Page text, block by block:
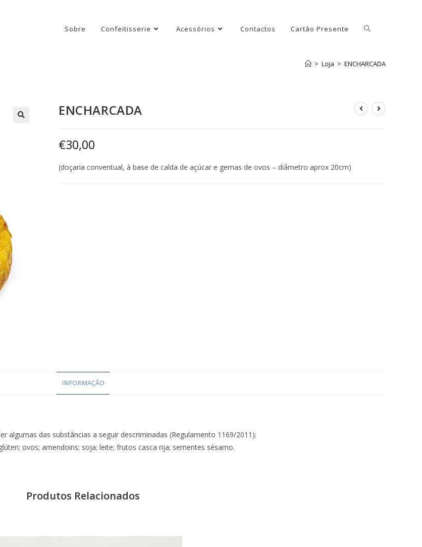
Sobre Confeitisserie Acessórios Contactos Cartão Presente
> Loja > ENCHARCADA
ENCHARCADA
€30,00
(doçaria conventual, à base de calda de açúcar e gemas de ovos – diâmetro aprox 20cm)
INFORMAÇÃO
algumas das substâncias a seguir descriminadas (Regulamento 1169/2011):
ovos; amendoins; soja; leite; frutos casca rija; sementes sésamo.
Produtos Relacionados